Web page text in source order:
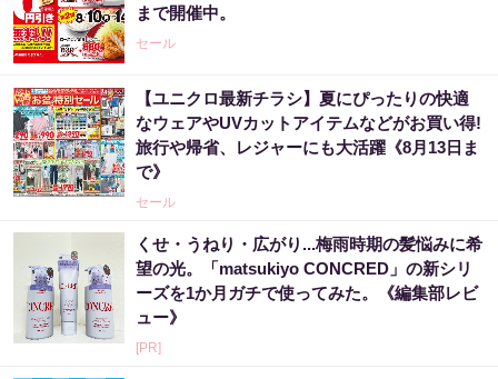
まで開催中。
セール
【ユニクロ最新チラシ】夏にぴったりの快適
なウェアやUVカットアイテムなどがお買い得!
旅行や帰省、レジャーにも大活躍《8月13日ま
で》
セール
くせ・うねり・広がり...梅雨時期の髪悩みに希
望の光。「matsukiyo CONCRED」の新シリ
ーズを1か月ガチで使ってみた。《編集部レビ
ュー》
[PR]